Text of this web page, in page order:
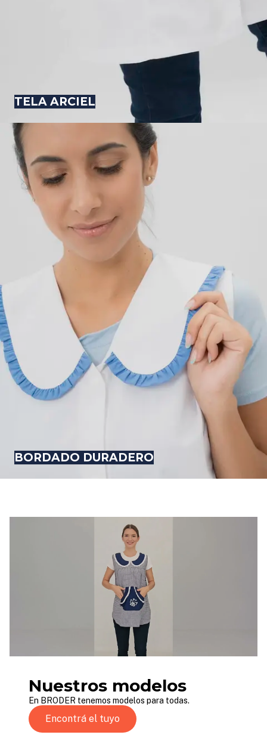
TELA ARCIEL
BORDADO DURADERO
Nuestros modelos
En BRODER tenemos modelos para todas.
Encontrá el tuyo